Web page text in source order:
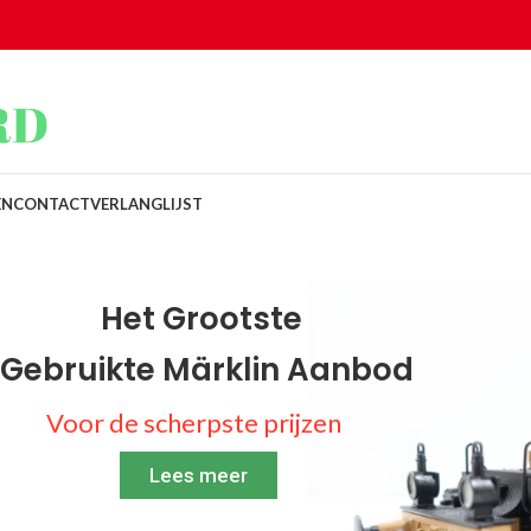
CONTACTVERLANGLIJST
Lees meer
Het Grootste
Gebruikte Märklin Aanbod
Voor de scherpste prijzen